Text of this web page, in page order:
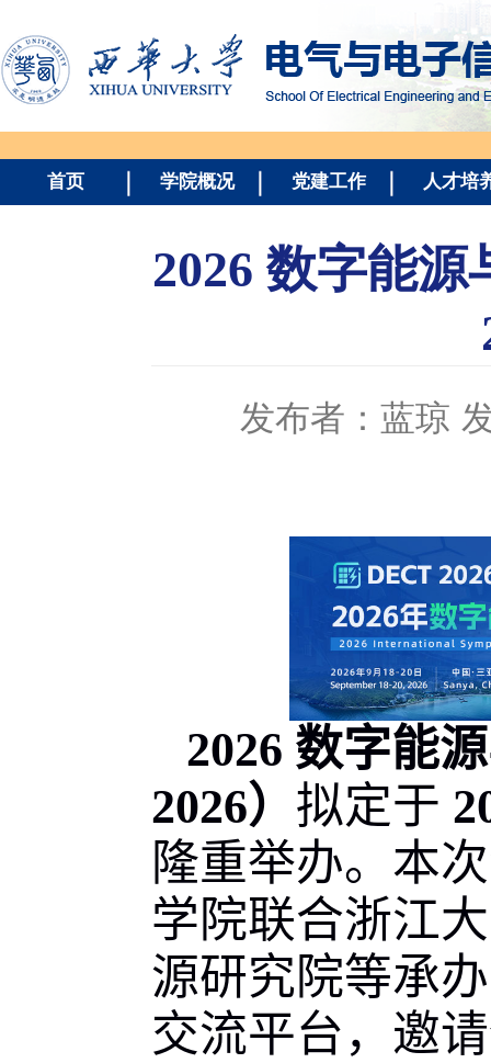
首页 学院概况 党建工作 人才培
2026 数字能
发布者：蓝琼
2026 数字能
2026） 拟定于
隆重举办。本
学院联合浙江
源研究院等承
交流平台，邀